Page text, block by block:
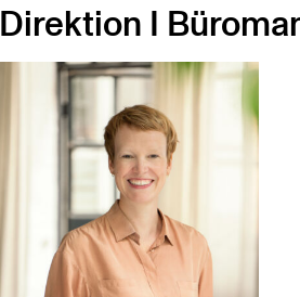
Direktion I